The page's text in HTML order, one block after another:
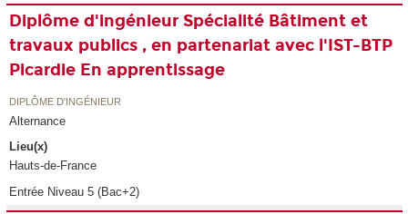
Diplôme d'ingénieur Spécialité Bâtiment et
travaux publics , en partenariat avec l'IST-BTP
Picardie En apprentissage
DIPLÔME D'INGÉNIEUR
Alternance
Lieu(x)
Hauts-de-France
Entrée Niveau 5 (Bac+2)